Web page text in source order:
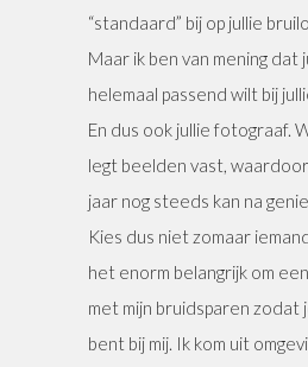
“standaard” bij op jullie
Maar ik ben van mening dat
helemaal passend wilt bij
En dus ook jullie fotograaf.
legt beelden vast,
jaar nog steeds kan na
Kies dus niet zomaar
het enorm belangrijk om
met mijn bruidsparen zodat
bent bij mij. Ik kom uit